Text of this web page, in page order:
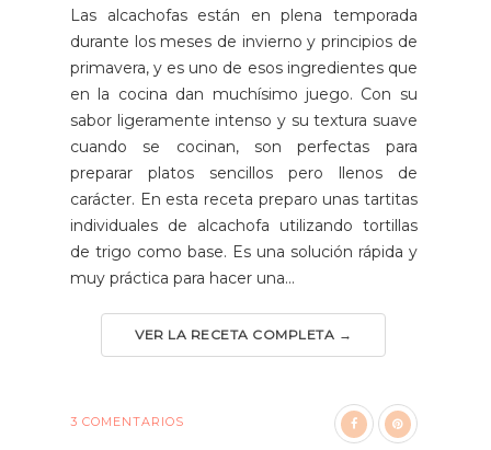
Las alcachofas están en plena temporada
durante los meses de invierno y principios de
primavera, y es uno de esos ingredientes que
en la cocina dan muchísimo juego. Con su
sabor ligeramente intenso y su textura suave
cuando se cocinan, son perfectas para
preparar platos sencillos pero llenos de
carácter. En esta receta preparo unas tartitas
individuales de alcachofa utilizando tortillas
de trigo como base. Es una solución rápida y
muy práctica para hacer una...
VER LA RECETA COMPLETA →
3 COMENTARIOS